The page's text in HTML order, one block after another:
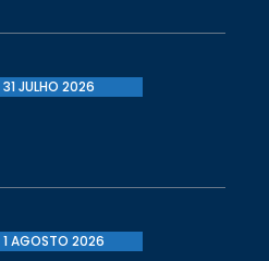
31 JULHO 2026
1 AGOSTO 2026